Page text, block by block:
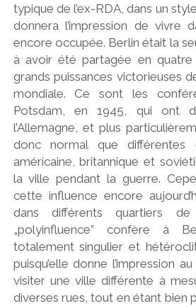
typique de l’ex-RDA, dans un
donnera l’impression de vivre
encore occupée. Berlin était la
à avoir été partagée en
grands puissances victorieuses
mondiale. Ce sont les
Potsdam, en 1945, qui ont
l’Allemagne, et plus
donc normal que différentes
américaine, britannique et
la ville pendant la guerre.
cette influence encore
dans différents quartiers
„polyinfluence” confère à
totalement singulier et
puisqu’elle donne l’impression
visiter une ville différente à
diverses rues, tout en étant bien